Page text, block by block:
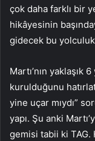
çok daha farklı bir
hikâyesinin
gidecek bu
Martı’nın yaklaşık
kurulduğunu
yine uçar mıydı”
yapı. Şu anki
gemisi tabii ki TAG.